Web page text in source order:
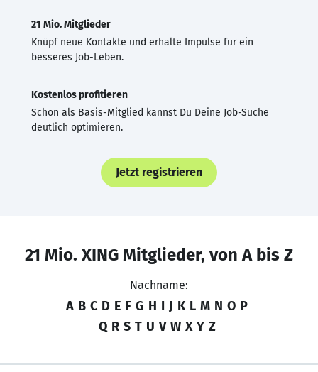
21 Mio. Mitglieder
Knüpf neue Kontakte und erhalte Impulse für ein
besseres Job-Leben.
Kostenlos profitieren
Schon als Basis-Mitglied kannst Du Deine Job-Suche
deutlich optimieren.
Jetzt registrieren
21 Mio. XING Mitglieder, von A bis Z
Nachname:
A B C D E F G H I J K L M N O P
Q R S T U V W X Y Z